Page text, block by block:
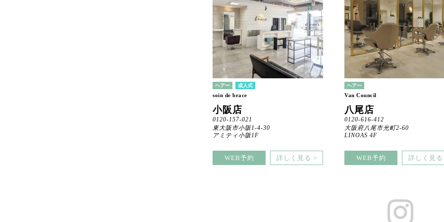
ヘアー 成人式
soin de brace
小阪店
0120-157-021
東大阪市小阪1-4-30
アミティ小阪1F
WEB予約 詳しく見る >
ヘアー
Van Council
八尾店
0120-616-412
大阪府八尾市光町2-60
LINOAS 4F
WEB予約 詳しく見る